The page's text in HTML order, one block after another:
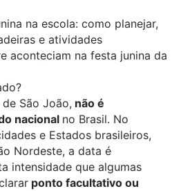
na escola: como planejar,
e atividades
aconteciam na festa junina da
São João, não é
nacional no Brasil. No
e Estados brasileiros,
Nordeste, a data é
intensidade que algumas
ponto facultativo ou